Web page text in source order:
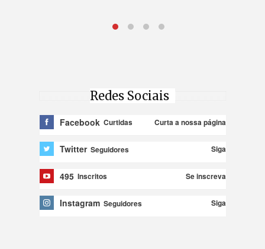
Redes Sociais
Facebook Curtidas Curta a nossa página
Twitter Seguidores Siga
495 Inscritos Se inscreva
Instagram Seguidores Siga